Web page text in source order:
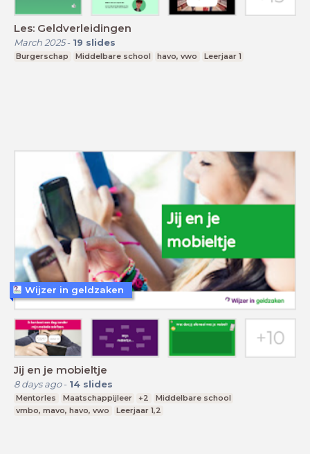
Les: Geldverleidingen
March 2025- 19 slides
Burgerschap Middelbare school havo, vwo Leerjaar 1
Jij en je mobieltje
8 days ago- 14 slides
Mentorles Maatschappijleer +2
Middelbare school
vmbo, mavo, havo, vwo
Leerjaar 1,2
Wijzer in geldzaken